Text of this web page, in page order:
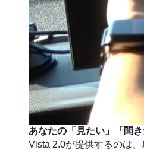
あなたの「見たい」「聞
Vista 2.0が提供するのは